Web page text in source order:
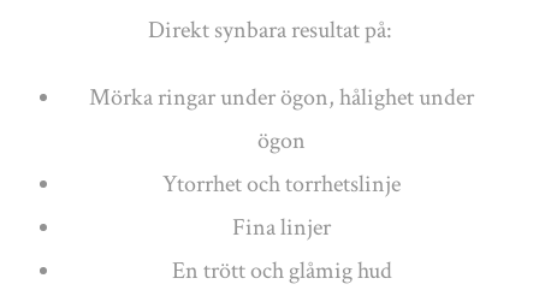
Direkt synbara resultat på:
Mörka ringar under ögon, hålighet under
ögon
Ytorrhet och torrhetslinje
Fina linjer
En trött och glåmig hud